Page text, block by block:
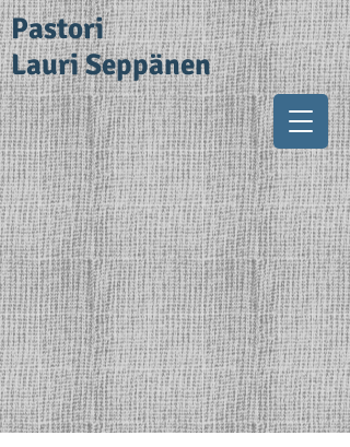
Pastori
Lauri Seppänen